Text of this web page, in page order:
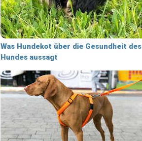
Was Hundekot über die Gesundheit des
Hundes aussagt